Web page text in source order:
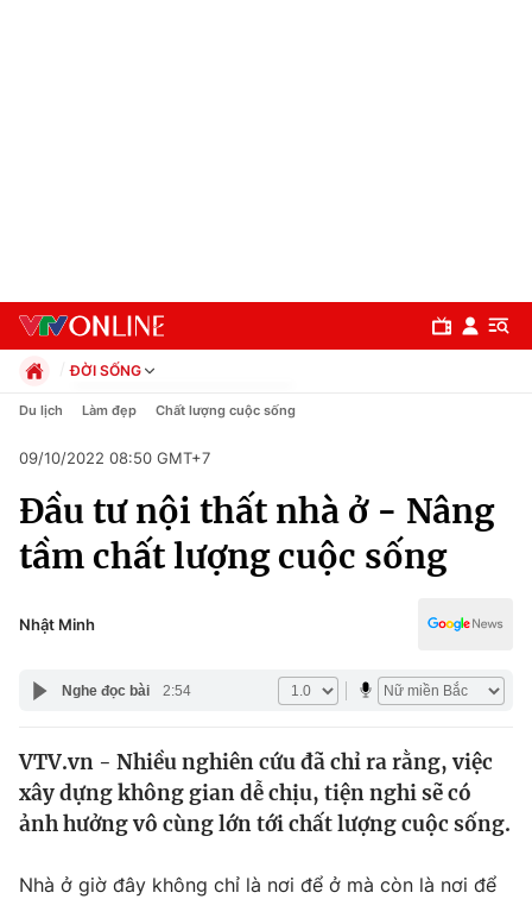
Chuyên mục
Chính trị
Pháp luật
Thế giới
Kinh tế
ĐỜI SỐNG
Chính trị
Pháp luật
Kinh tế
Thể thao
Truyền hình
Y tế
Công nghệ
Du lịch Làm đẹp Chất lượng cuộc sống
09/10/2022 08:50 GMT+7
Đầu tư nội thất nhà ở - Nâng
tầm chất lượng cuộc sống
Nhật Minh
Nghe đọc bài 2:54
VTV.vn - Nhiều nghiên cứu đã chỉ ra rằng, việc
xây dựng không gian dễ chịu, tiện nghi sẽ có
ảnh hưởng vô cùng lớn tới chất lượng cuộc sống.
Nhà ở giờ đây không chỉ là nơi để ở mà còn là nơi để